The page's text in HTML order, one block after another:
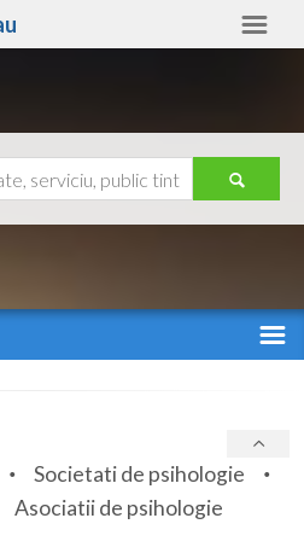
Ajutor
Societati de psihologie
Asociatii de psihologie